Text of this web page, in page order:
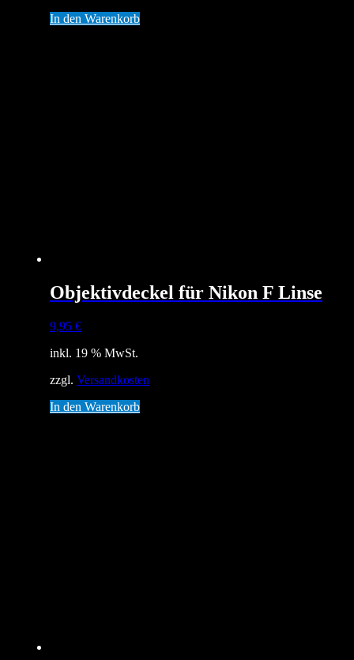
In den Warenkorb
Objektivdeckel für Nikon F Linse
9,95 €
inkl. 19 % MwSt.
zzgl. Versandkosten
In den Warenkorb